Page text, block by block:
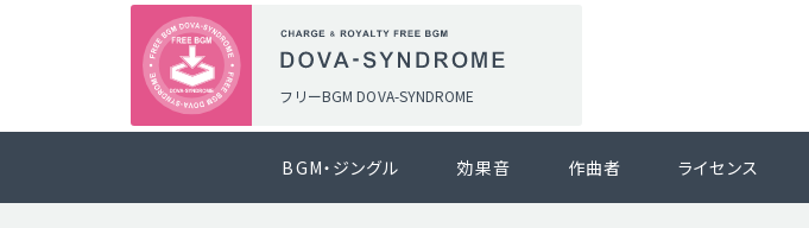
フリーBGM DOVA-SYNDROME
BGM・ジングル 効果音 作曲者 ライセンス